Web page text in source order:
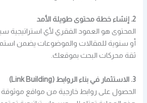
2. إنشاء خطة محتوى طويلة الأمد
المحتوى هو العمود الفقري لأي
أو سنوية للمقالات والموضوعات يضمن
ثقة محركات البحث بموقعك.
3. الاستثمار في بناء الروابط (Link Building)
الحصول على روابط خارجية من مواقع